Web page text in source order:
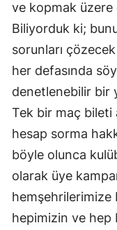
ve kopmak üzere
Biliyorduk ki;
sorunları
her defasında
denetlenebilir bir
Tek bir maç bileti
hesap sorma
böyle olunca
olarak üye
hemşehrilerimize
hepimizin ve hep